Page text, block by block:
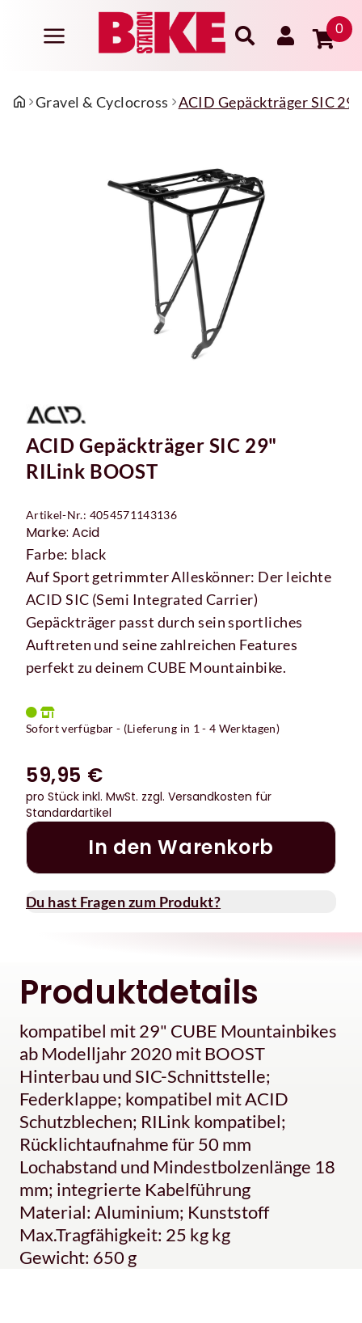
0
Gravel & Cyclocross ACID Gepäckträger SIC
ACID Gepäckträger SIC 29"
RILink BOOST
Artikel-Nr.: 4054571143136
Marke: Acid
Farbe: black
Auf Sport getrimmter Alleskönner: Der leichte
ACID SIC (Semi Integrated Carrier)
Gepäckträger passt durch sein sportliches
Auftreten und seine zahlreichen Features
perfekt zu deinem CUBE Mountainbike.
Sofort verfügbar - (Lieferung in 1 - 4 Werktagen)
59,95 €
pro Stück inkl. MwSt. zzgl. Versandkosten für
Standardartikel
In den Warenkorb
Du hast Fragen zum Produkt?
Produktdetails
kompatibel mit 29" CUBE Mountainbikes
ab Modelljahr 2020 mit BOOST
Hinterbau und SIC-Schnittstelle;
Federklappe; kompatibel mit ACID
Schutzblechen; RILink kompatibel;
Rücklichtaufnahme für 50 mm
Lochabstand und Mindestbolzenlänge 18
mm; integrierte Kabelführung
Material: Aluminium; Kunststoff
Max.Tragfähigkeit: 25 kg kg
Gewicht: 650 g